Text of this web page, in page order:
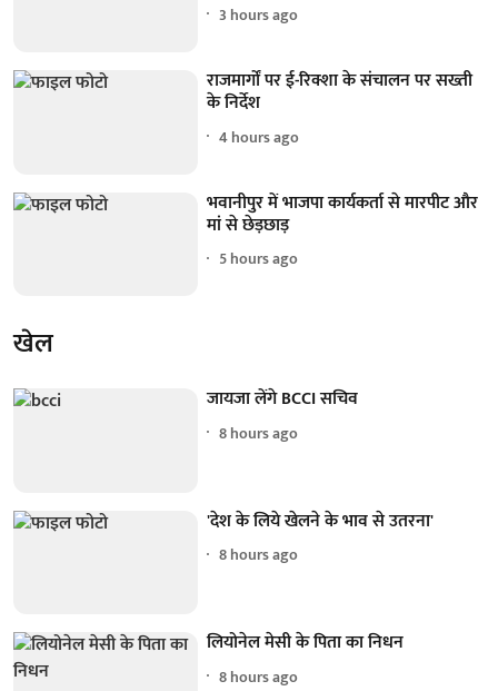
3 hours ago
राजमार्गों पर ई-रिक्शा के संचालन पर सख्ती
के निर्देश
4 hours ago
भवानीपुर में भाजपा कार्यकर्ता से मारपीट और
मां से छेड़छाड़
5 hours ago
खेल
जायजा लेंगे BCCI सचिव
8 hours ago
'देश के लिये खेलने के भाव से उतरना'
8 hours ago
लियोनेल मेसी के पिता का निधन
8 hours ago